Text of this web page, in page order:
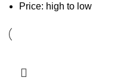
Price: high to low